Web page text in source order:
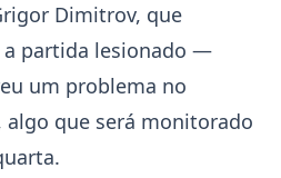
Dimitrov, que
a partida lesionado —
um problema no
que será monitorado